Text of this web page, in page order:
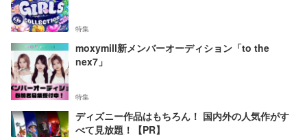
特集
moxymill新メンバーオーディション「to the
nex7」
特集
ディズニー作品はもちろん！ 国内外の人気作がす
べて見放題！【PR】